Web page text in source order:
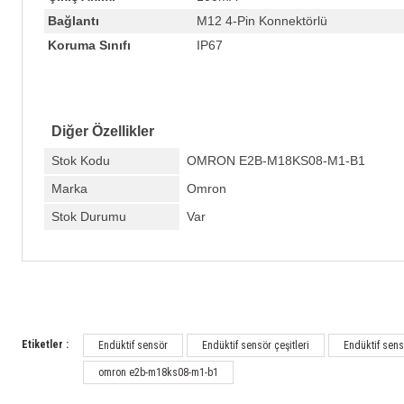
Bağlantı
M12 4-Pin Konnektörlü
Koruma Sınıfı
IP67
Diğer Özellikler
Stok Kodu
OMRON E2B-M18KS08-M1-B1
Marka
Omron
Stok Durumu
Var
Etiketler : Endüktif sensör Endüktif sensör çeşitleri Endüktif
omron e2b-m18ks08-m1-b1